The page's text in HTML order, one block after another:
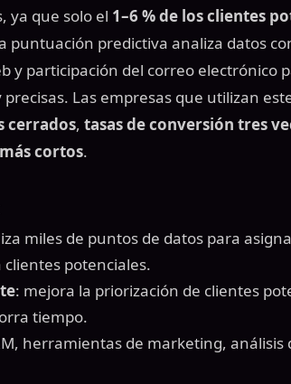
ya que solo el 1–6 % de los clientes
puntuación predictiva analiza datos
y participación del correo electrónico
Las empresas que utilizan
cerrados, tasas de conversión tres
cortos.
miles de puntos de datos para
clientes potenciales.
: mejora la priorización de clientes
tiempo.
herramientas de marketing, análisis